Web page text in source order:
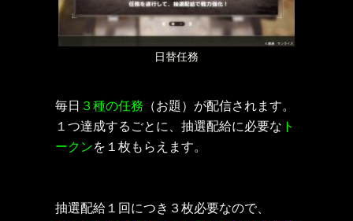
日替任務
毎日 ３種の任務 （お題）が配信されます。
１つ達成するごとに、抽選配給に必要な ト
ークンを１枚もらえます。
抽選配給１回につき３枚必要なので、